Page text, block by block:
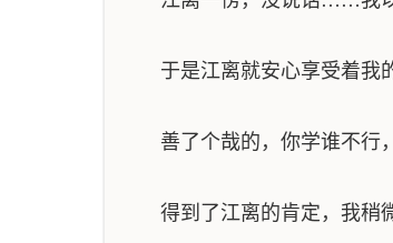
于是江离就安心享受着我
善了个哉的，你学谁不行
得到了江离的肯定，我稍